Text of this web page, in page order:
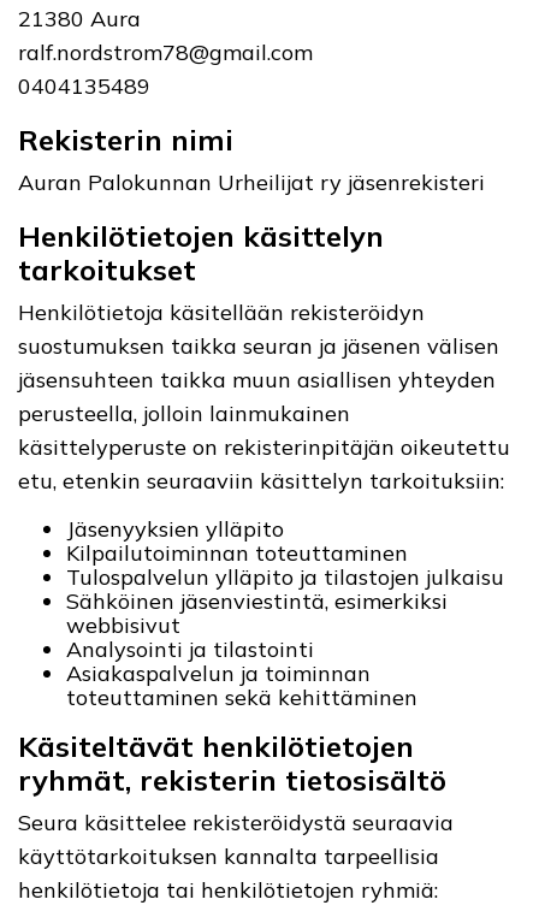
21380 Aura
ralf.nordstrom78@gmail.com
0404135489
Rekisterin nimi
Auran Palokunnan Urheilijat ry jäsenrekisteri
Henkilötietojen käsittelyn
tarkoitukset
Henkilötietoja käsitellään rekisteröidyn
suostumuksen taikka seuran ja jäsenen välisen
jäsensuhteen taikka muun asiallisen yhteyden
perusteella, jolloin lainmukainen
käsittelyperuste on rekisterinpitäjän oikeutettu
etu, etenkin seuraaviin käsittelyn tarkoituksiin:
Jäsenyyksien ylläpito
Kilpailutoiminnan toteuttaminen
Tulospalvelun ylläpito ja tilastojen julkaisu
Sähköinen jäsenviestintä, esimerkiksi
webbisivut
Analysointi ja tilastointi
Asiakaspalvelun ja toiminnan
toteuttaminen sekä kehittäminen
Käsiteltävät henkilötietojen
ryhmät, rekisterin tietosisältö
Seura käsittelee rekisteröidystä seuraavia
käyttötarkoituksen kannalta tarpeellisia
henkilötietoja tai henkilötietojen ryhmiä: